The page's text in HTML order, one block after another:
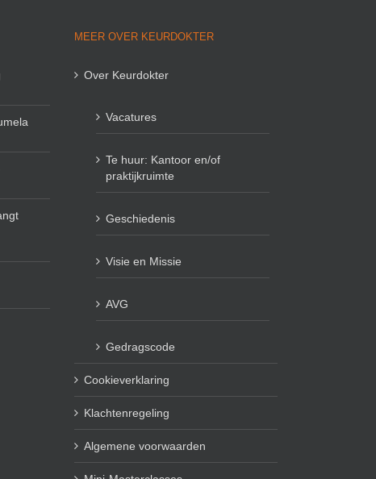
MEER OVER KEURDOKTER
Over Keurdokter
Vacatures
Te huur: Kantoor en/of
praktijkruimte
Geschiedenis
Visie en Missie
AVG
Gedragscode
Cookieverklaring
Klachtenregeling
Algemene voorwaarden